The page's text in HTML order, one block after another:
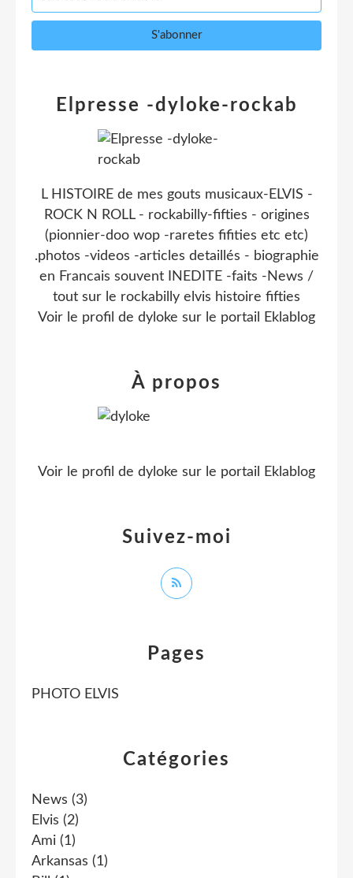
Catégories
News (3)
Elvis (2)
Ami (1)
Arkansas (1)
Pages
PHOTO ELVIS
Elpresse -dyloke-rockab
L HISTOIRE de mes gouts musicaux-ELVIS -
ROCK N ROLL - rockabilly-fifties - origines
(pionnier-doo wop -raretes fifities etc etc)
.photos -videos -articles detaillés - biographie
en Francais souvent INEDITE -faits -News /
tout sur le rockabilly elvis histoire fifties
Voir le profil de dyloke sur le portail Eklablog
Suivez-moi
À propos
Voir le profil de dyloke sur le portail Eklablog